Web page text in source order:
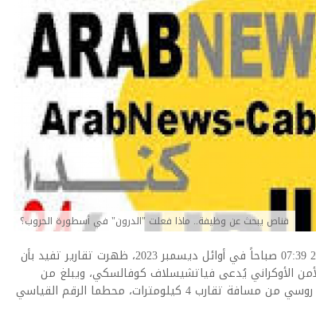
قناص يبحث عن وظيفة.. ماذا فعلت "الدرون" في أسطورة الحروب؟
اخبار العرب -كندا 24: الثلاثاء 19 مايو 2026 07:39 صباحاً في أوائل ديسمبر 2023، ظهرت تقارير تفيد بأن
الأوكراني يُدعى فياتشيسلاف كوفالسكي، ويبلغ من
العمر حاليا 60 عاما، نجح في إصابة ضابط روسي من مسافة تقارب 4 كيلومترات، محطما الرقم القياسي